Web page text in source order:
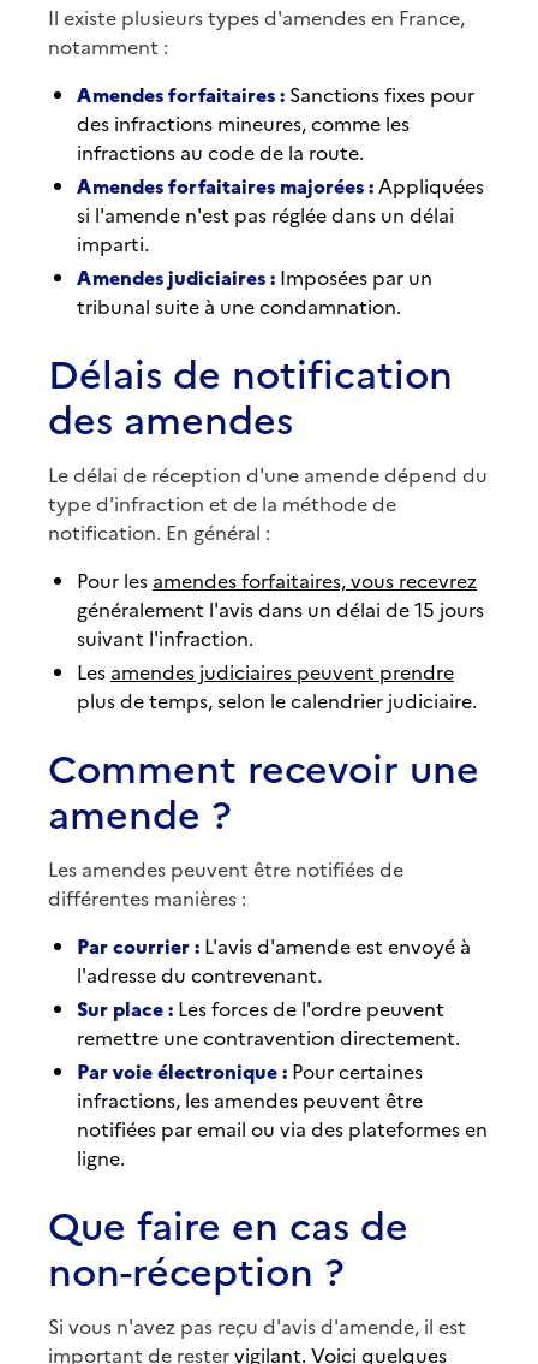
Il existe plusieurs types d'amendes en France,
notamment :
Amendes forfaitaires : Sanctions fixes pour
des infractions mineures, comme les
infractions au code de la route.
Amendes forfaitaires majorées : Appliquées
si l'amende n'est pas réglée dans un délai
imparti.
Amendes judiciaires : Imposées par un
tribunal suite à une condamnation.
Délais de notification
des amendes
Le délai de réception d'une amende dépend du
type d'infraction et de la méthode de
notification. En général :
Pour les amendes forfaitaires, vous recevrez
généralement l'avis dans un délai de 15 jours
suivant l'infraction.
Les amendes judiciaires peuvent prendre
plus de temps, selon le calendrier judiciaire.
Comment recevoir une
amende ?
Les amendes peuvent être notifiées de
différentes manières :
Par courrier : L'avis d'amende est envoyé à
l'adresse du contrevenant.
Sur place : Les forces de l'ordre peuvent
remettre une contravention directement.
Par voie électronique : Pour certaines
infractions, les amendes peuvent être
notifiées par email ou via des plateformes en
ligne.
Que faire en cas de
non-réception ?
Si vous n'avez pas reçu d'avis d'amende, il est
important de restervigilant. Voici quelques